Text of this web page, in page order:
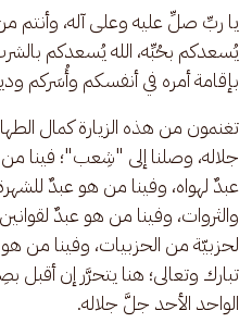
يا ربِّ صلِّ عليه وعلى آله، وأنتم من
يُسعدكم بحُبِّه، الله يُسعدكم
بإقامة أمره في أنفسكم وأُسَركم
تغنمون من هذه الزيارة كمال
جلاله، وصلنا إلى "شِعب"؛ فينا
عبدٌ لهواه، وفينا من هو عبدٌ
والثروات، وفينا من هو عبدٌ
لحزبيّة من الحزبيات، وفينا من
تبارك وتعالى؛ هنا يتحرَّر إن
الواحد الأحد جلَّ جلاله.